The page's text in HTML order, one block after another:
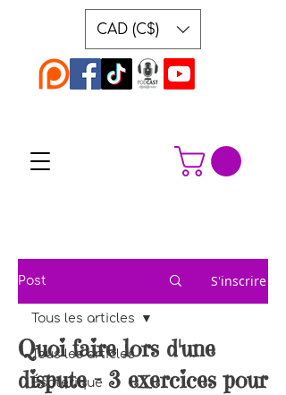
CAD (C$)
Post S'inscrire
Tous les articles
Ésotérique
Tous les articles
Quoi faire lors d'une
dispute - 3 exercices pour